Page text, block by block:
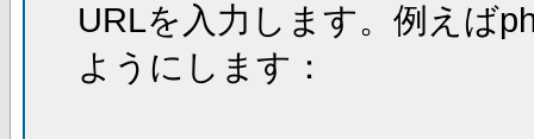
URLを入力します。例えば
ようにします：